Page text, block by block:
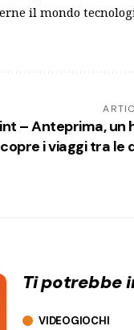
il mondo
– Anteprima, un
i viaggi tra le
Ti potrebbe
VIDEOGIOCHI